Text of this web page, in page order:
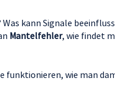
kann Signale
Mantelfehler, wie findet
funktionieren, wie man